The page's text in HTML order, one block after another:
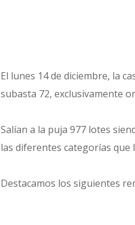
El lunes 14 de diciembre, la
subasta 72, exclusivamente
Salían a la puja 977 lotes
las diferentes categorías que
Destacamos los siguientes